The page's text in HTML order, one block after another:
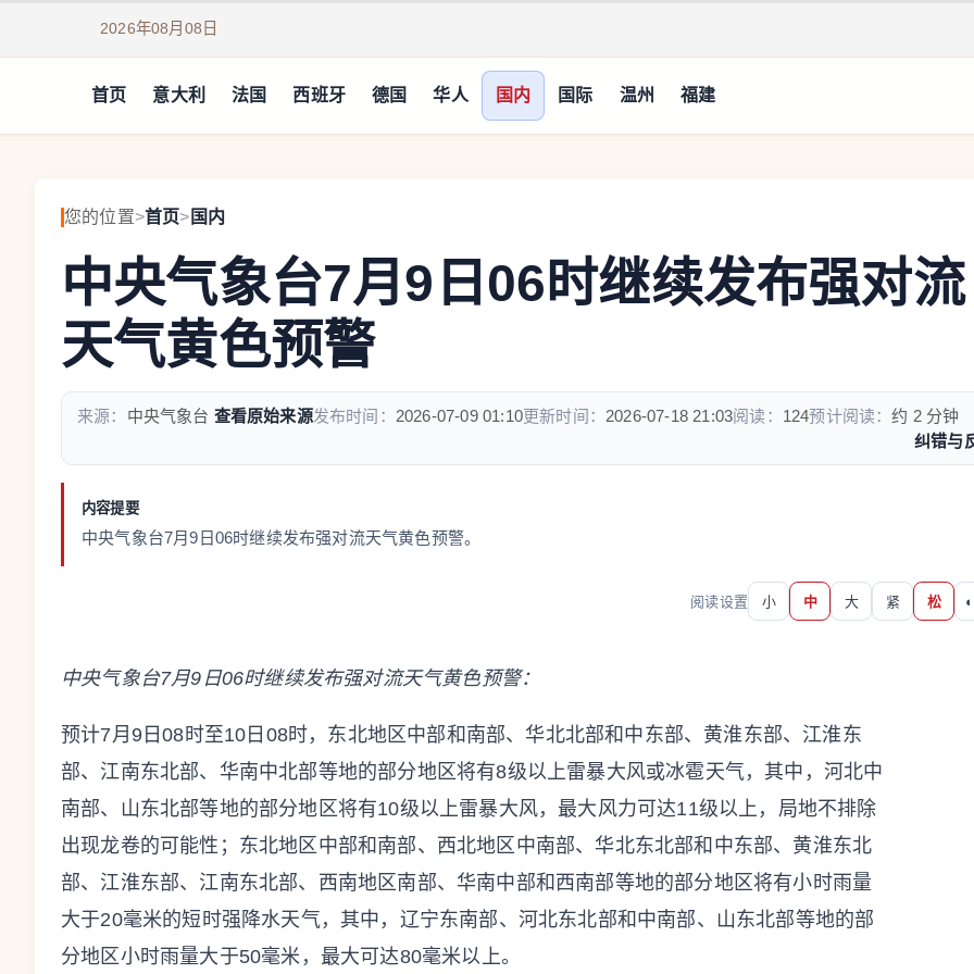
2026年08月08日
首页 意大利 法国 西班牙 德国 华人 国内 国际 温州 福建
您的位置>首页> 国内
中央气象台7月9日06时继续发布强对流
天气黄色预警
来源： 中央气象台 查看原始来源发布时间： 2026-07-09 01:10更新时间： 2026-07-18 21:03阅读： 124预计阅读：约 2 分钟
纠错与
内容提要
中央气象台7月9日06时继续发布强对流天气黄色预警。
阅读设置 小 中 大 紧 松 ◐
中央气象台7月9日06时继续发布强对流天气黄色预警：
预计7月9日08时至10日08时，东北地区中部和南部、华北北部和中东部、黄淮东部、江淮东
部、江南东北部、华南中北部等地的部分地区将有8级以上雷暴大风或冰雹天气，其中，河北中
南部、山东北部等地的部分地区将有10级以上雷暴大风，最大风力可达11级以上，局地不排除
出现龙卷的可能性；东北地区中部和南部、西北地区中南部、华北东北部和中东部、黄淮东北
部、江淮东部、江南东北部、西南地区南部、华南中部和西南部等地的部分地区将有小时雨量
大于20毫米的短时强降水天气，其中，辽宁东南部、河北东北部和中南部、山东北部等地的部
分地区小时雨量大于50毫米，最大可达80毫米以上。